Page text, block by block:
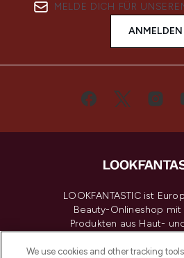
MELDE DICH FÜR
ANMELDEN
LOOKFANTASTIC ist
Beauty-Onlineshop
Produkten aus Haut-
renommierten Marken.
We use cookies and other tracking